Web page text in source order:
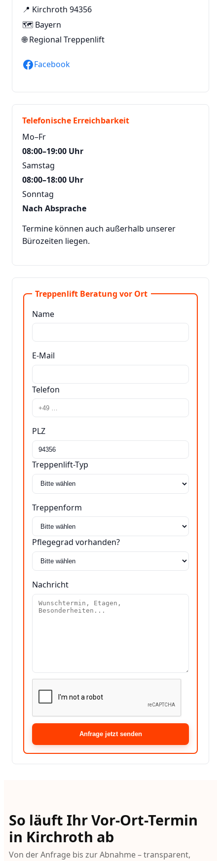
📍 Kirchroth 94356
🗺️ Bayern
🌐Regional Treppenlift
Facebook
Telefonische Erreichbarkeit
Mo–Fr
08:00–19:00 Uhr
Samstag
08:00–18:00 Uhr
Sonntag
Nach Absprache
Termine können auch außerhalb unserer
Bürozeiten liegen.
Treppenlift Beratung vor Ort
Name
E-Mail
Telefon
PLZ
Treppenlift-Typ
Treppenform
Pflegegrad vorhanden?
Nachricht
Anfrage jetzt senden
So läuft Ihr Vor-Ort-Termin
in Kirchroth ab
Von der Anfrage bis zur Abnahme – transparent,